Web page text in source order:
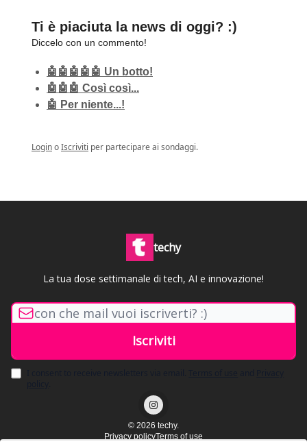
Ti è piaciuta la news di oggi? :)
Diccelo con un commento!
🤖🤖🤖🤖🤖 Un botto!
🤖🤖🤖 Così così...
🤖 Per niente...!
LoginoIscriviti per partecipare ai sondaggi.
techy
La tua dose settimanale di tech, AI e innovazione!
© 2026 techy.
Privacy policyTerms of use